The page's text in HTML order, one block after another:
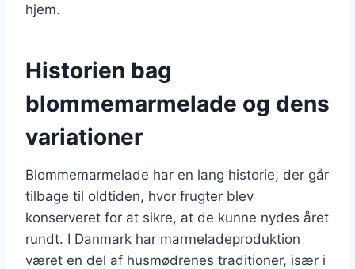
hjem.
Historien bag
blommemarmelade og dens
variationer
Blommemarmelade har en lang historie, der går
tilbage til oldtiden, hvor frugter blev
konserveret for at sikre, at de kunne nydes året
rundt. I Danmark har marmeladeproduktion
været en del af husmødrenes traditioner, især i